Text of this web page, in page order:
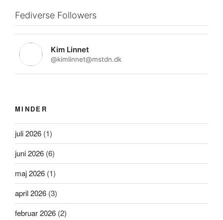
Fediverse Followers
Kim Linnet
@kimlinnet@mstdn.dk
MINDER
juli 2026 (1)
juni 2026 (6)
maj 2026 (1)
april 2026 (3)
februar 2026 (2)